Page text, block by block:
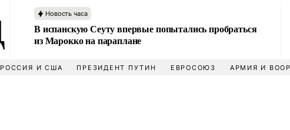
Новость часа
В испанскую Сеуту впервые попытались пробраться
из Марокко на параплане
РОССИЯ И США ПРЕЗИДЕНТ ПУТИН ЕВРОСОЮЗ АРМИЯ И